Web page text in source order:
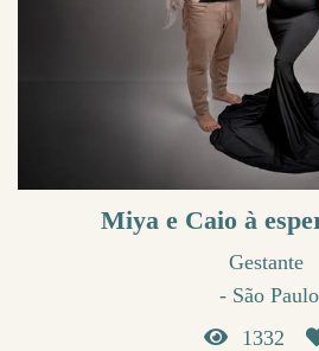
Miya e Caio à
Gestante
São Paulo
1332